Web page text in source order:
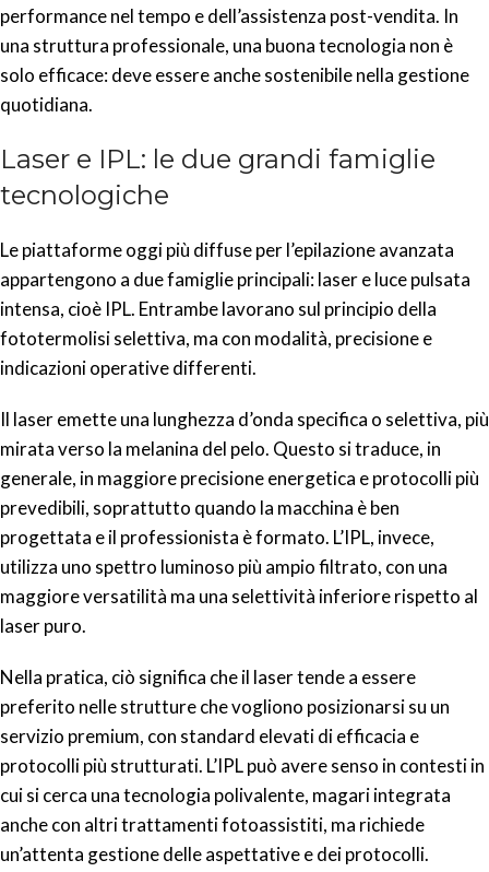
performance nel tempo e dell’assistenza post-vendita. In
una struttura professionale, una buona tecnologia non è
solo efficace: deve essere anche sostenibile nella gestione
quotidiana.
Laser e IPL: le due grandi famiglie
tecnologiche
Le piattaforme oggi più diffuse per l’epilazione avanzata
appartengono a due famiglie principali: laser e luce pulsata
intensa, cioè IPL. Entrambe lavorano sul principio della
fototermolisi selettiva, ma con modalità, precisione e
indicazioni operative differenti.
Il laser emette una lunghezza d’onda specifica o selettiva, più
mirata verso la melanina del pelo. Questo si traduce, in
generale, in maggiore precisione energetica e protocolli più
prevedibili, soprattutto quando la macchina è ben
progettata e il professionista è formato. L’IPL, invece,
utilizza uno spettro luminoso più ampio filtrato, con una
maggiore versatilità ma una selettività inferiore rispetto al
laser puro.
Nella pratica, ciò significa che il laser tende a essere
preferito nelle strutture che vogliono posizionarsi su un
servizio premium, con standard elevati di efficacia e
protocolli più strutturati. L’IPL può avere senso in contesti in
cui si cerca una tecnologia polivalente, magari integrata
anche con altri trattamenti fotoassistiti, ma richiede
un’attenta gestione delle aspettative e dei protocolli.